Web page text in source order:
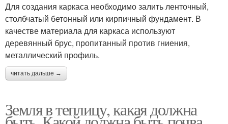
Для создания каркаса необходимо залить ленточный,
столбчатый бетонный или кирпичный фундамент. В
качестве материала для каркаса используют
деревянный брус, пропитанный против гниения,
металлический профиль.
читать дальше →
Земля в теплицу, какая должна